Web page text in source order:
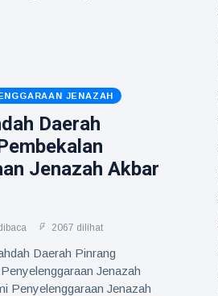
JENAZAH
Daerah
Jenazah Akbar
2067 dilihat
Daerah Pinrang
Jenazah
Penyelenggaraan Jenazah